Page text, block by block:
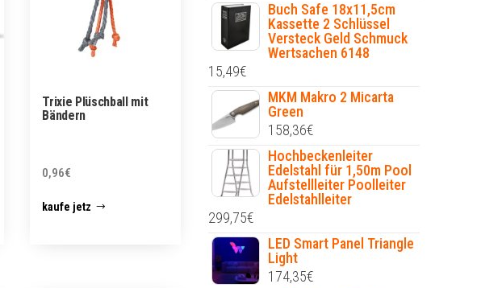
Trixie Plüschball mit
Bändern
0,96€
kaufe jetz
Buch Safe 18x11,5cm
Kassette 2 Schlüssel
Versteck Geld Schmuck
Wertsachen 6148
15,49€
MKM Makro 2 Micarta
Green
158,36€
Hochbeckenleiter
Edelstahl für 1,50m Pool
Aufstellleiter Poolleiter
Edelstahlleiter
299,75€
LED Smart Panel Triangle
Light
174,35€